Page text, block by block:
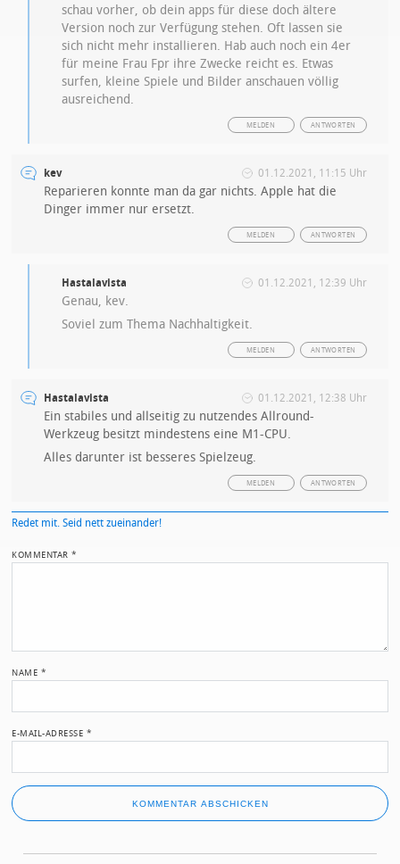
schau vorher, ob dein apps für diese doch ältere
Version noch zur Verfügung stehen. Oft lassen sie
sich nicht mehr installieren. Hab auch noch ein 4er
für meine Frau Fpr ihre Zwecke reicht es. Etwas
surfen, kleine Spiele und Bilder anschauen völlig
ausreichend.
ANTWORTEN
MELDEN
kev 01.12.2021, 11:15 Uhr
Reparieren konnte man da gar nichts. Apple hat die
Dinger immer nur ersetzt.
ANTWORTEN
MELDEN
Hastalavista 01.12.2021, 12:39 Uhr
Genau, kev.
Soviel zum Thema Nachhaltigkeit.
ANTWORTEN
MELDEN
Hastalavista 01.12.2021, 12:38 Uhr
Ein stabiles und allseitig zu nutzendes Allround-
Werkzeug besitzt mindestens eine M1-CPU.
Alles darunter ist besseres Spielzeug.
ANTWORTEN
MELDEN
Redet mit. Seid nett zueinander!
KOMMENTAR*
NAME *
E-MAIL-ADRESSE *